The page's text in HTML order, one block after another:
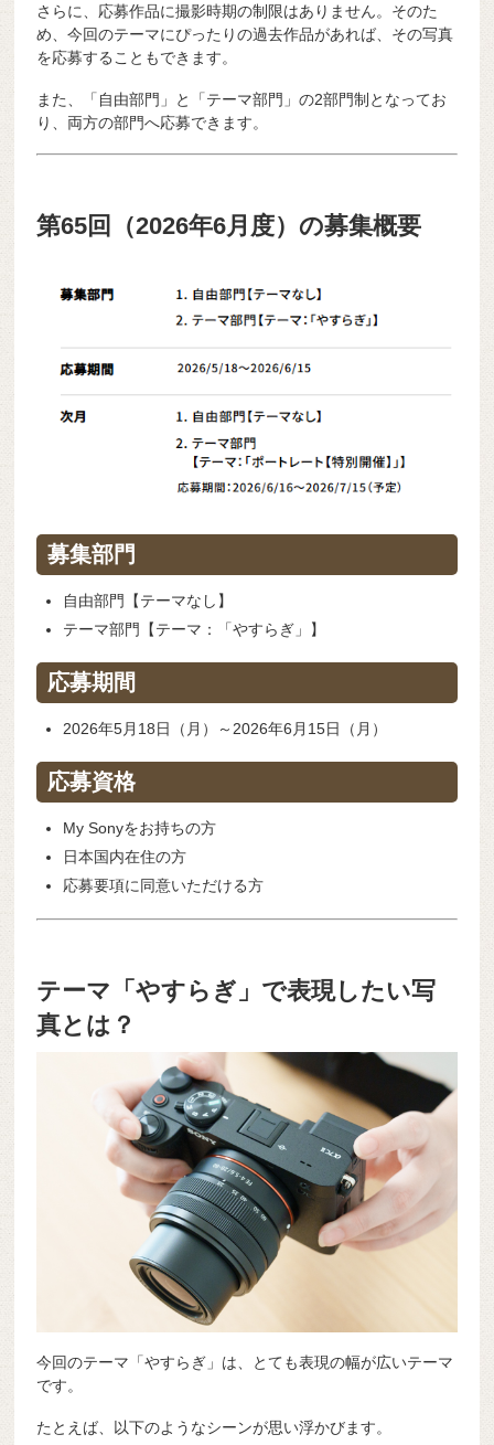
さらに、応募作品に撮影時期の制限はありません。そのた
め、今回のテーマにぴったりの過去作品があれば、その写真
を応募することもできます。
また、「自由部門」と「テーマ部門」の2部門制となってお
り、両方の部門へ応募できます。
第65回（2026年6月度）の募集概要
募集部門
自由部門【テーマなし】
テーマ部門【テーマ：「やすらぎ」】
応募期間
2026年5月18日（月）～2026年6月15日（月）
応募資格
My Sonyをお持ちの方
日本国内在住の方
応募要項に同意いただける方
テーマ「やすらぎ」で表現したい写
真とは？
今回のテーマ「やすらぎ」は、とても表現の幅が広いテーマ
です。
たとえば、以下のようなシーンが思い浮かびます。